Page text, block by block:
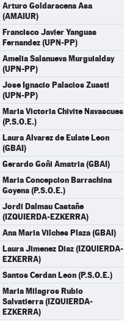
Arturo Goldaracena Asa
(AMAIUR)
Francisco Javier Yanguas
Fernandez (UPN-PP)
Amelia Salanueva Murguialday
(UPN-PP)
Jose Ignacio Palacios Zuasti
(UPN-PP)
Maria Victoria Chivite Navascues
(P.S.O.E.)
Laura Alvarez de Eulate Leon
(GBAI)
Gerardo Goñi Amatria (GBAI)
Maria Concepcion Barrachina
Goyena (P.S.O.E.)
Jordi Dalmau Castañe
(IZQUIERDA-EZKERRA)
Ana Maria Vilches Plaza (GBAI)
Laura Jimenez Diaz (IZQUIERDA-
EZKERRA)
Santos Cerdan Leon (P.S.O.E.)
Maria Milagros Rubio
Salvatierra (IZQUIERDA-
EZKERRA)